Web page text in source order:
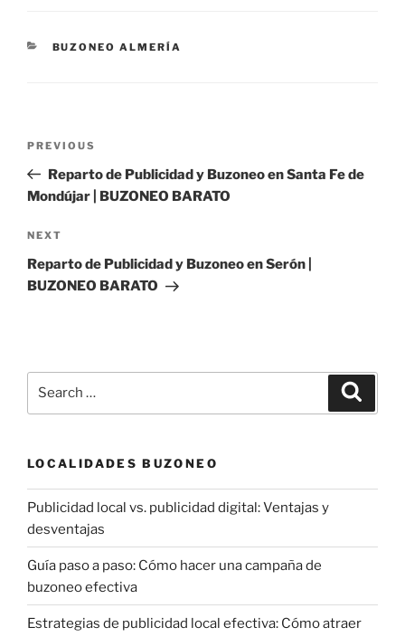
CATEGORIES
BUZONEO ALMERÍA
Previous
Post
PREVIOUS
Reparto de Publicidad y Buzoneo en Santa Fe de
Mondújar | BUZONEO BARATO
Next
Post
NEXT
Reparto de Publicidad y Buzoneo en Serón |
BUZONEO BARATO
LOCALIDADES BUZONEO
Publicidad local vs. publicidad digital: Ventajas y
desventajas
Guía paso a paso: Cómo hacer una campaña de
buzoneo efectiva
Estrategias de publicidad local efectiva: Cómo atraer